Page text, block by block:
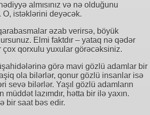
almısınız və nə olduğunu
O, istəklərini deyəcək.
əzab verirsə, böyük
Elmi faktdır – yataq nə qədər
çox qorxulu yuxular görəcəksiniz.
görə mavi gözlü adamlar bir
ola bilərlər, qonur gözlü insanlar isə
sevə bilərlər. Yaşıl gözlü adamların
müddət lazımdır, hətta bir ilə yaxın.
bir saat bəs edir.